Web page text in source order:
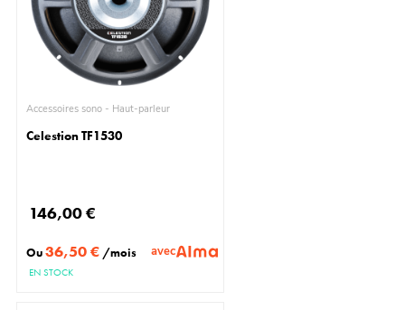
Accessoires sono - Haut-parleur
Celestion TF1530
146,00 €
Ou36,50 € /mois avec
EN STOCK